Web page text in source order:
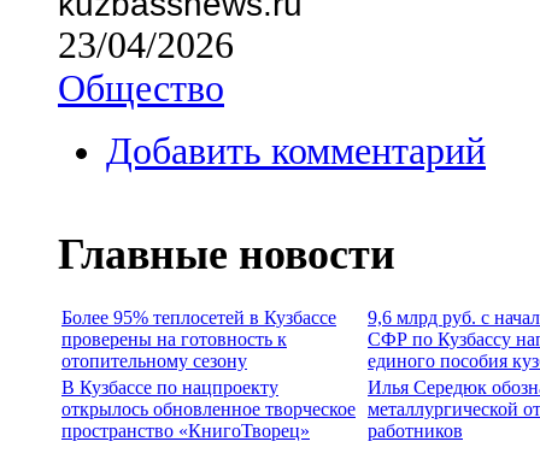
23/04/2026
Общество
Добавить комментарий
Главные новости
Более 95% теплосетей в Кузбассе
проверены на готовность к
отопительному сезону
9,6 млрд руб. с
СФР по Кузбассу
единого пособия
В Кузбассе по нацпроекту
открылось обновленное творческое
пространство «КнигоТворец»
Илья Середюк
металлургической
работников